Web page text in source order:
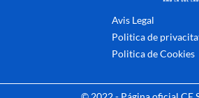
Avis Legal
Politica de
Politica de Cookies